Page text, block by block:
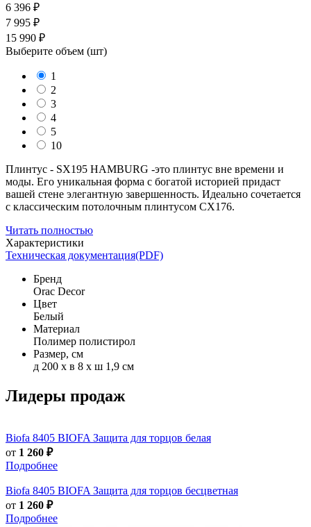
6 396 ₽
7 995 ₽
15 990 ₽
Выберите объем (шт)
1
2
3
4
5
10
Плинтус - SX195 HAMBURG -это плинтус вне времени и
моды. Его уникальная форма с богатой историей придаст
вашей стене элегантную завершенность. Идеально сочетается
с классическим потолочным плинтусом CX176.
Читать полностью
Характеристики
Техническая документация(PDF)
Бренд
Orac Decor
Цвет
Белый
Материал
Полимер полистирол
Размер, см
д 200 x в 8 x ш 1,9 см
Лидеры продаж
Biofa 8405 BIOFA Защита для торцов белая
от 1 260 ₽
Подробнее
Biofa 8405 BIOFA Защита для торцов бесцветная
от 1 260 ₽
Подробнее